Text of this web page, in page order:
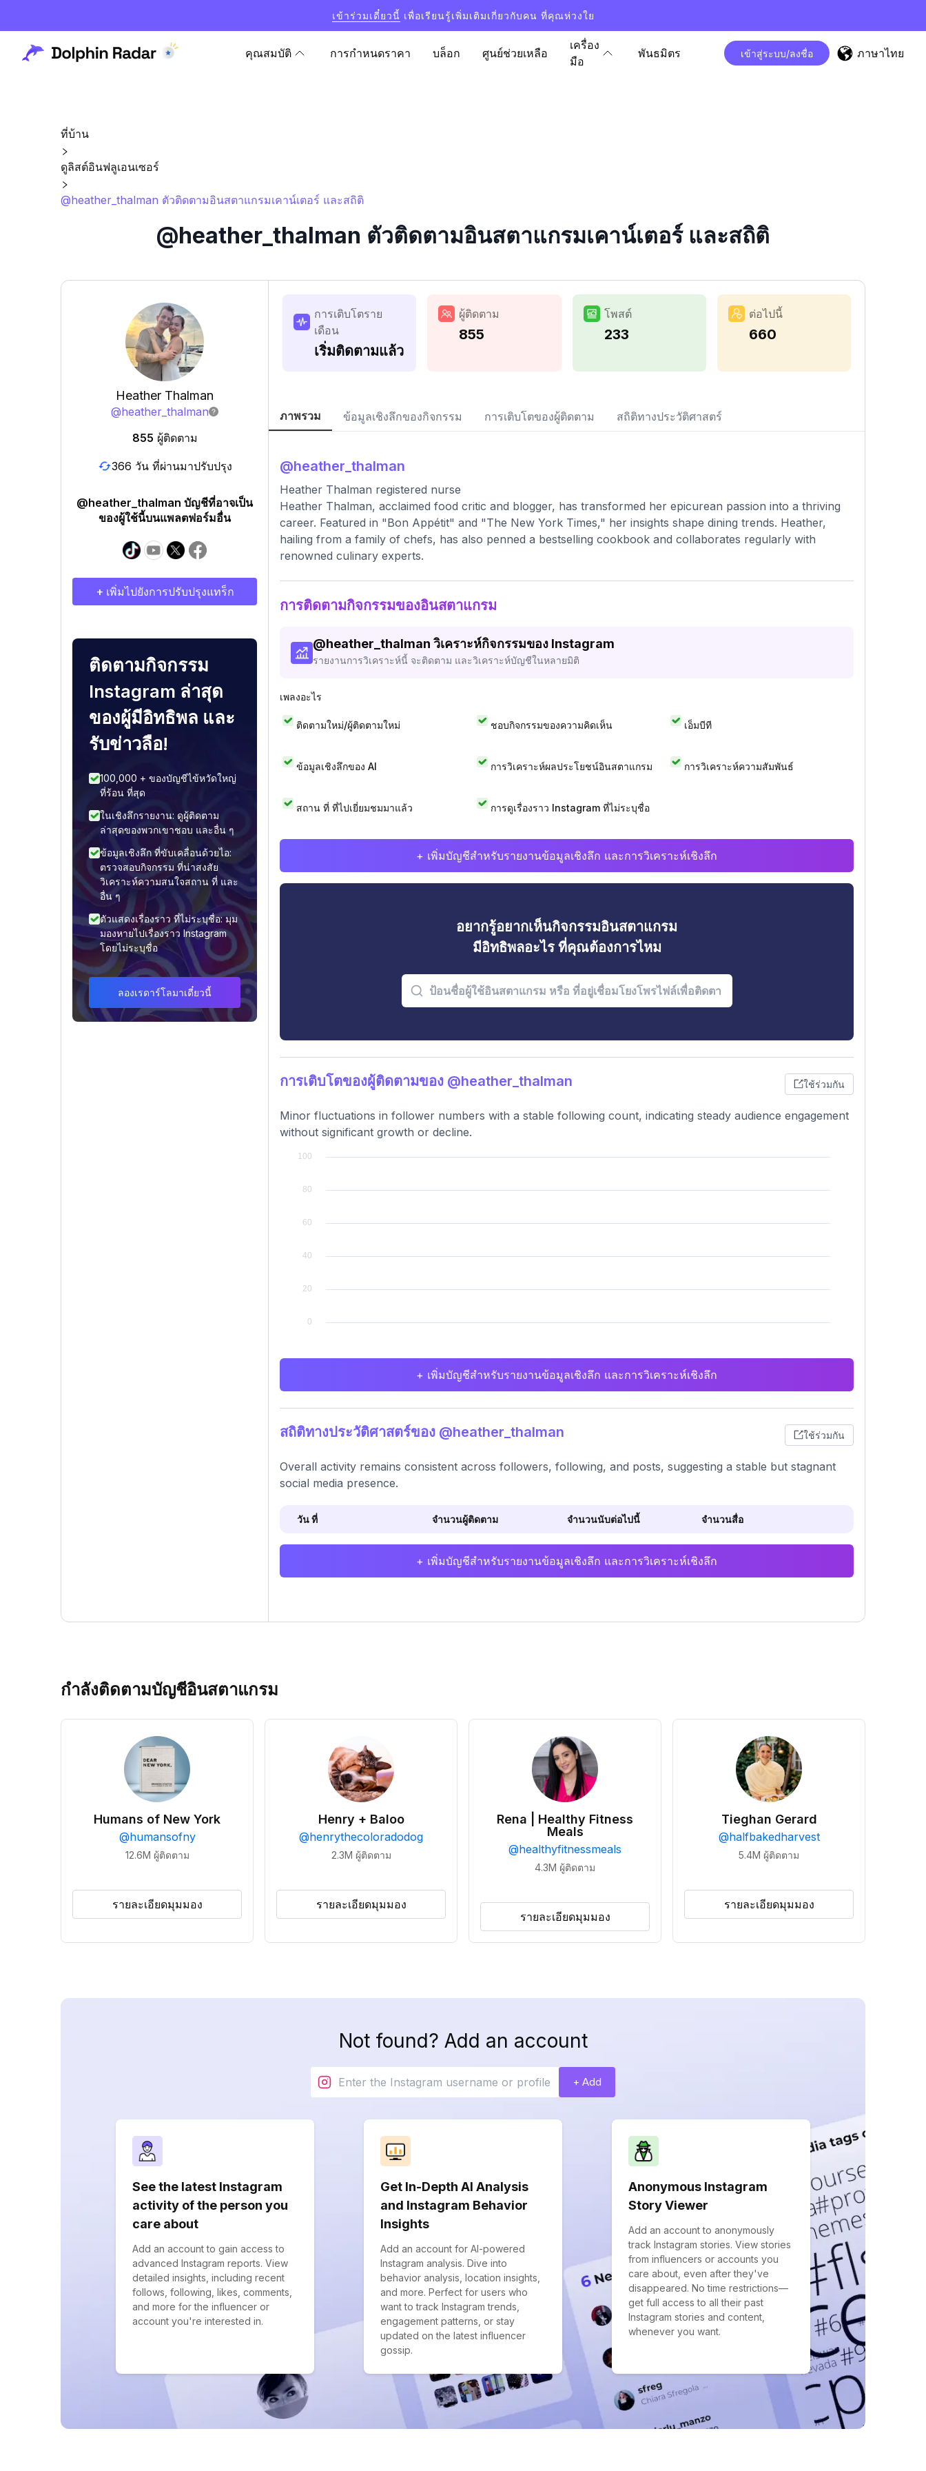
เข้าร่วมเดี๋ยวนี้ เพื่อเรียนรู้เพิ่มเติมเกี่ยวกับคน ที่คุณห่วงใย
คุณสมบัติ การกำหนดราคา บล็อก ศูนย์ช่วยเหลือ
เครื่อง
มือ
พันธมิตร เข้าสู่ระบบ/ลงชื่อ ภาษาไทย
ที่บ้าน
ดูลิสต์อินฟลูเอนเซอร์
@heather_thalman ตัวติดตามอินสตาแกรมเคาน์เตอร์ และสถิติ
@heather_thalman ตัวติดตามอินสตาแกรมเคาน์เตอร์ และสถิติ
Heather Thalman
@heather_thalman
855 ผู้ติดตาม
366 วัน ที่ผ่านมาปรับปรุง
@heather_thalman บัญชีที่อาจเป็น
ของผู้ใช้นี้บนแพลตฟอร์มอื่น
+ เพิ่มไปยังการปรับปรุงแทร็ก
ติดตามกิจกรรม
Instagram ล่าสุด
ของผู้มีอิทธิพล และ
รับข่าวลือ!
100,000 + ของบัญชีไข้หวัดใหญ่
ที่ร้อน ที่สุด
ในเชิงลึกรายงาน: ดูผู้ติดตาม
ล่าสุดของพวกเขาชอบ และอื่น ๆ
ข้อมูลเชิงลึก ที่ขับเคลื่อนด้วยไอ:
ตรวจสอบกิจกรรม ที่น่าสงสัย
วิเคราะห์ความสนใจสถาน ที่ และ
อื่น ๆ
ตัวแสดงเรื่องราว ที่ไม่ระบุชื่อ: มุม
มองหายไปเรื่องราว Instagram
โดยไม่ระบุชื่อ
ลองเรดาร์โลมาเดี๋ยวนี้
การเติบโตราย
เดือน
เริ่มติดตามแล้ว
ผู้ติดตาม
855
โพสต์
233
ต่อไปนี้
660
ภาพรวม ข้อมูลเชิงลึกของกิจกรรม การเติบโตของผู้ติดตาม สถิติทางประวัติศาสตร์
@heather_thalman
Heather Thalman registered nurse
Heather Thalman, acclaimed food critic and blogger, has transformed her epicurean passion into a thriving
career. Featured in "Bon Appétit" and "The New York Times," her insights shape dining trends. Heather,
hailing from a family of chefs, has also penned a bestselling cookbook and collaborates regularly with
renowned culinary experts.
การติดตามกิจกรรมของอินสตาแกรม
@heather_thalman วิเคราะห์กิจกรรมของ Instagram
รายงานการวิเคราะห์นี้ จะติดตาม และวิเคราะห์บัญชีในหลายมิติ
เพลงอะไร
ติดตามใหม่/ผู้ติดตามใหม่ ชอบกิจกรรมของความคิดเห็น เอ็มบีที
ข้อมูลเชิงลึกของ AI การวิเคราะห์ผลประโยชน์อินสตาแกรม การวิเคราะห์ความสัมพันธ์
สถาน ที่ ที่ไปเยี่ยมชมมาแล้ว การดูเรื่องราว Instagram ที่ไม่ระบุชื่อ
+ เพิ่มบัญชีสำหรับรายงานข้อมูลเชิงลึก และการวิเคราะห์เชิงลึก
อยากรู้อยากเห็นกิจกรรมอินสตาแกรม
มีอิทธิพลอะไร ที่คุณต้องการไหม
การเติบโตของผู้ติดตามของ @heather_thalman ใช้ร่วมกัน
Minor fluctuations in follower numbers with a stable following count, indicating steady audience engagement
without significant growth or decline.
+ เพิ่มบัญชีสำหรับรายงานข้อมูลเชิงลึก และการวิเคราะห์เชิงลึก
สถิติทางประวัติศาสตร์ของ @heather_thalman ใช้ร่วมกัน
Overall activity remains consistent across followers, following, and posts, suggesting a stable but stagnant
social media presence.
วัน ที่ จำนวนผู้ติดตาม จำนวนนับต่อไปนี้ จำนวนสื่อ
+ เพิ่มบัญชีสำหรับรายงานข้อมูลเชิงลึก และการวิเคราะห์เชิงลึก
กำลังติดตามบัญชีอินสตาแกรม
Humans of New York
@humansofny
12.6M ผู้ติดตาม
รายละเอียดมุมมอง
Henry + Baloo
@henrythecoloradodog
2.3M ผู้ติดตาม
รายละเอียดมุมมอง
Rena | Healthy Fitness
Meals
@healthyfitnessmeals
4.3M ผู้ติดตาม
รายละเอียดมุมมอง
Tieghan Gerard
@halfbakedharvest
5.4M ผู้ติดตาม
รายละเอียดมุมมอง
Not found? Add an account
+ Add
See the latest Instagram
activity of the person you
care about
Add an account to gain access to
advanced Instagram reports. View
detailed insights, including recent
follows, following, likes, comments,
and more for the influencer or
account you're interested in.
Get In-Depth AI Analysis
and Instagram Behavior
Insights
Add an account for AI-powered
Instagram analysis. Dive into
behavior analysis, location insights,
and more. Perfect for users who
want to track Instagram trends,
engagement patterns, or stay
updated on the latest influencer
gossip.
Anonymous Instagram
Story Viewer
Add an account to anonymously
track Instagram stories. View stories
from influencers or accounts you
care about, even after they've
disappeared. No time restrictions—
get full access to all their past
Instagram stories and content,
whenever you want.